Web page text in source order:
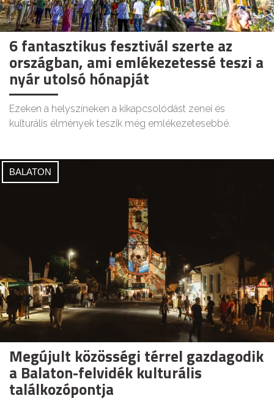
6 fantasztikus fesztivál szerte az
országban, ami emlékezetessé teszi a
nyár utolsó hónapját
Ezeken a helyszíneken a kikapcsolódást zenei és
kulturális élmények teszik még emlékezetesebbé.
BALATON
Megújult közösségi térrel gazdagodik
a Balaton-felvidék kulturális
találkozópontja